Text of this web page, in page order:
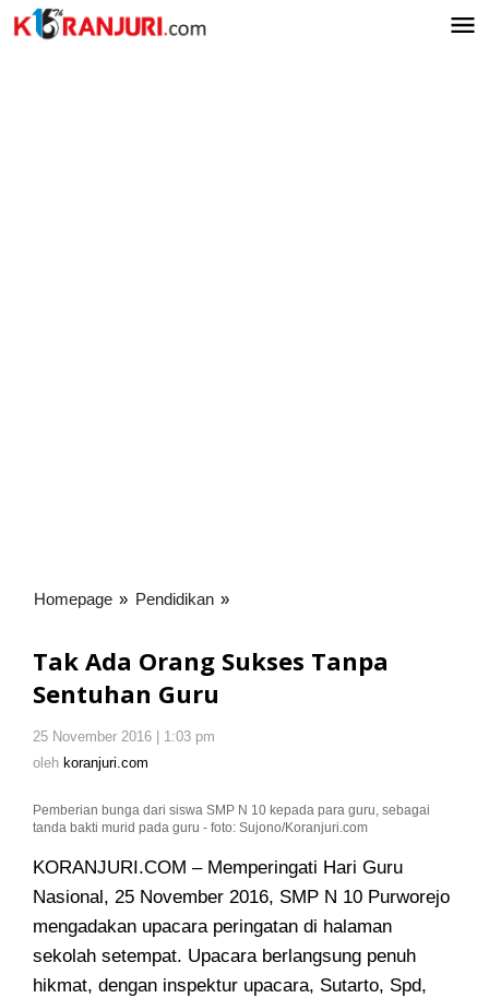
Lewati
ke
Homepage » Pendidikan »
Sukses
Tak Ada Orang Sukses Tanpa
Sentuhan Guru
25 November 2016 | 1:03 pm
oleh koranjuri.com
Pemberian bunga dari siswa SMP N 10 kepada para guru, sebagai
tanda bakti murid pada guru - foto: Sujono/Koranjuri.com
KORANJURI.COM – Memperingati Hari Guru
Nasional, 25 November 2016, SMP N 10 Purworejo
mengadakan upacara peringatan di halaman
sekolah setempat. Upacara berlangsung penuh
hikmat, dengan inspektur upacara, Sutarto, Spd,